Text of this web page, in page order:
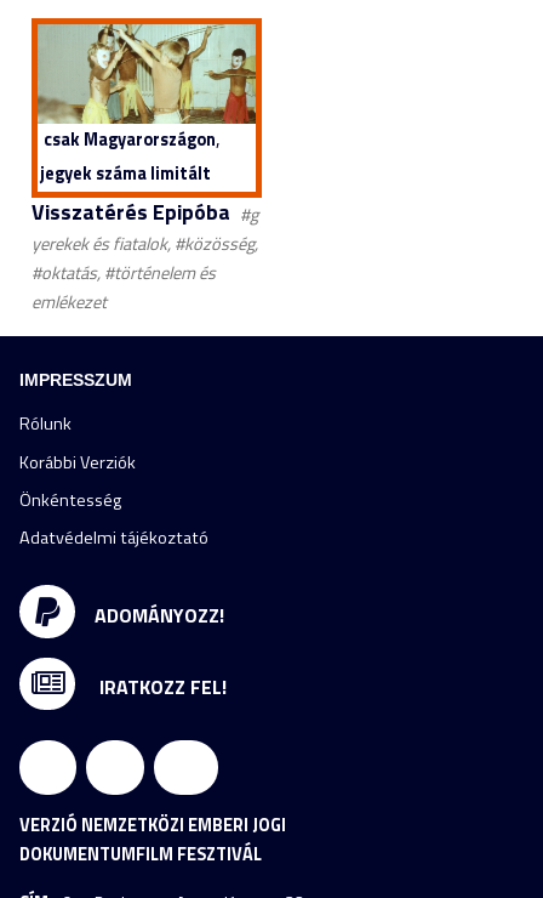
csak Magyarországon,
jegyek száma limitált
Visszatérés Epipóba #g
yerekek és fiatalok, #közösség,
#oktatás, #történelem és
emlékezet
VERZIÓ NEMZETKÖZI EMBERI JOGI
DOKUMENTUMFILM FESZTIVÁL
ADOMÁNYOZZ!
IRATKOZZ FEL!
IMPRESSZUM
Rólunk
Korábbi Verziók
Önkéntesség
Adatvédelmi tájékoztató